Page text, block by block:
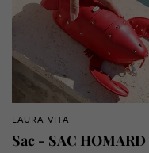
APERÇU RAPIDE
LAURA VITA
Sac - SAC HOMARD